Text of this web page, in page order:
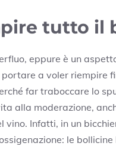
tutto il
eppure è un
a voler riempire
far traboccare lo
alla moderazione,
Infatti, in un
le